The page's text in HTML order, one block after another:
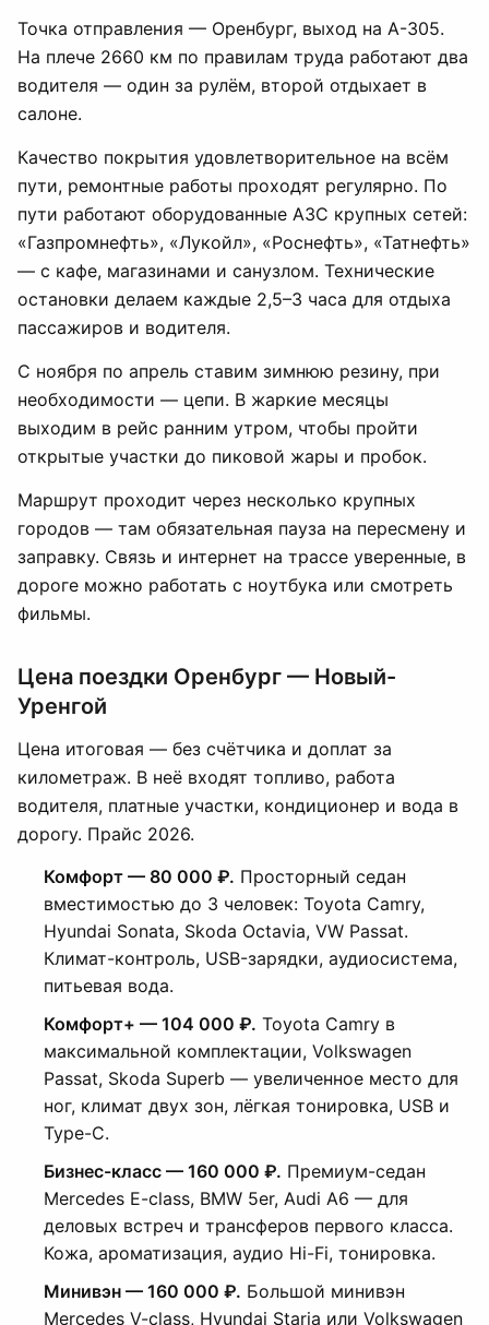
Точка отправления — Оренбург, выход на А-305.
На плече 2660 км по правилам труда работают два
водителя — один за рулём, второй отдыхает в
салоне.
Качество покрытия удовлетворительное на всём
пути, ремонтные работы проходят регулярно. По
пути работают оборудованные АЗС крупных сетей:
«Газпромнефть», «Лукойл», «Роснефть», «Татнефть»
— с кафе, магазинами и санузлом. Технические
остановки делаем каждые 2,5–3 часа для отдыха
пассажиров и водителя.
С ноября по апрель ставим зимнюю резину, при
необходимости — цепи. В жаркие месяцы
выходим в рейс ранним утром, чтобы пройти
открытые участки до пиковой жары и пробок.
Маршрут проходит через несколько крупных
городов — там обязательная пауза на пересмену и
заправку. Связь и интернет на трассе уверенные, в
дороге можно работать с ноутбука или смотреть
фильмы.
Цена поездки Оренбург — Новый-
Уренгой
Цена итоговая — без счётчика и доплат за
километраж. В неё входят топливо, работа
водителя, платные участки, кондиционер и вода в
дорогу. Прайс 2026.
Комфорт — 80 000 ₽. Просторный седан
вместимостью до 3 человек: Toyota Camry,
Hyundai Sonata, Skoda Octavia, VW Passat.
Климат-контроль, USB-зарядки, аудиосистема,
питьевая вода.
Комфорт+ — 104 000 ₽. Toyota Camry в
максимальной комплектации, Volkswagen
Passat, Skoda Superb — увеличенное место для
ног, климат двух зон, лёгкая тонировка, USB и
Type-C.
Бизнес-класс — 160 000 ₽. Премиум-седан
Mercedes E-class, BMW 5er, Audi A6 — для
деловых встреч и трансферов первого класса.
Кожа, ароматизация, аудио Hi-Fi, тонировка.
Минивэн — 160 000 ₽. Большой минивэн
Mercedes V-class, Hyundai Staria или Volkswagen